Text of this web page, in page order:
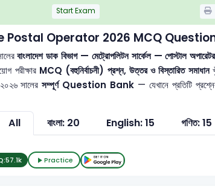
Start Exam
Postal Operator 2026 MCQ
বাংলাদেশ ডাক বিভাগ — মেট্রোপলিটন সার্কেল — পোস্টাল
পরীক্ষার MCQ (বহুনির্বাচনী) প্রশ্ন, উত্তর ও বিস্তারিত সমাধান
সালেরসম্পূর্ণ Question Bank — যেখানে প্রতিটি
All বাংলা: 20 English: 15 গণিত: 15
57.1k Practice